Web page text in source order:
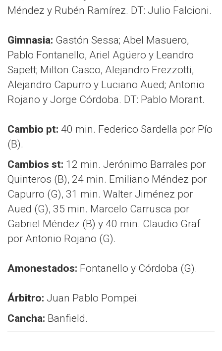
Méndez y Rubén Ramírez. DT: Julio Falcioni.
Gimnasia: Gastón Sessa; Abel Masuero,
Pablo Fontanello, Ariel Agüero y Leandro
Sapett; Milton Casco, Alejandro Frezzotti,
Alejandro Capurro y Luciano Aued; Antonio
Rojano y Jorge Córdoba. DT: Pablo Morant.
Cambio pt: 40 min. Federico Sardella por Pío
(B).
Cambios st: 12 min. Jerónimo Barrales por
Quinteros (B), 24 min. Emiliano Méndez por
Capurro (G), 31 min. Walter Jiménez por
Aued (G), 35 min. Marcelo Carrusca por
Gabriel Méndez (B) y 40 min. Claudio Graf
por Antonio Rojano (G).
Amonestados: Fontanello y Córdoba (G).
Árbitro: Juan Pablo Pompei.
Cancha: Banfield.